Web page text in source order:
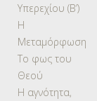
Υπερεχίου (Β’)
Η
Μεταμόρφωση
Το φως του
Θεού
Η αγνότητα,